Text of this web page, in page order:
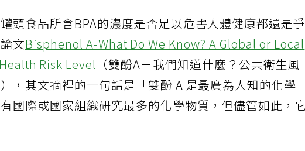
頭食品所含BPA的濃度是否足以危害人體健康都還是
文Bisphenol A-What Do We Know? A Global or
Risk Level （雙酚A－我們知道什麼？公共衛生風
，其文摘裡的一句話是「雙酚 A 是最廣為人知的化學
國際或國家組織研究最多的化學物質，但儘管如此，